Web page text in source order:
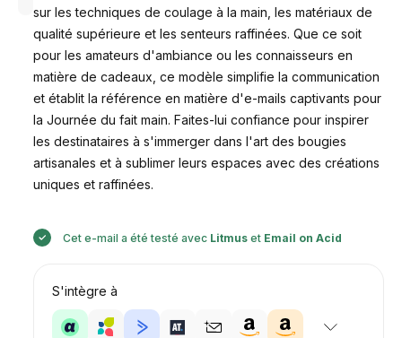
sur les techniques de coulage à la main, les matériaux de
qualité supérieure et les senteurs raffinées. Que ce soit
pour les amateurs d'ambiance ou les connaisseurs en
matière de cadeaux, ce modèle simplifie la communication
et établit la référence en matière d'e-mails captivants pour
la Journée du fait main. Faites-lui confiance pour inspirer
les destinataires à s'immerger dans l'art des bougies
artisanales et à sublimer leurs espaces avec des créations
uniques et raffinées.
Cet e-mail a été testé avec Litmus et Email on Acid
S'intègre à